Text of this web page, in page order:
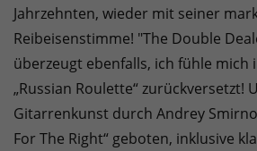
Jahrzehnten, wieder mit seiner
Reibeisenstimme! "The Double
überzeugt ebenfalls, ich fühle mich
„Russian Roulette“ zurückversetzt!
Gitarrenkunst durch Andrey
For The Right“ geboten, inklusive